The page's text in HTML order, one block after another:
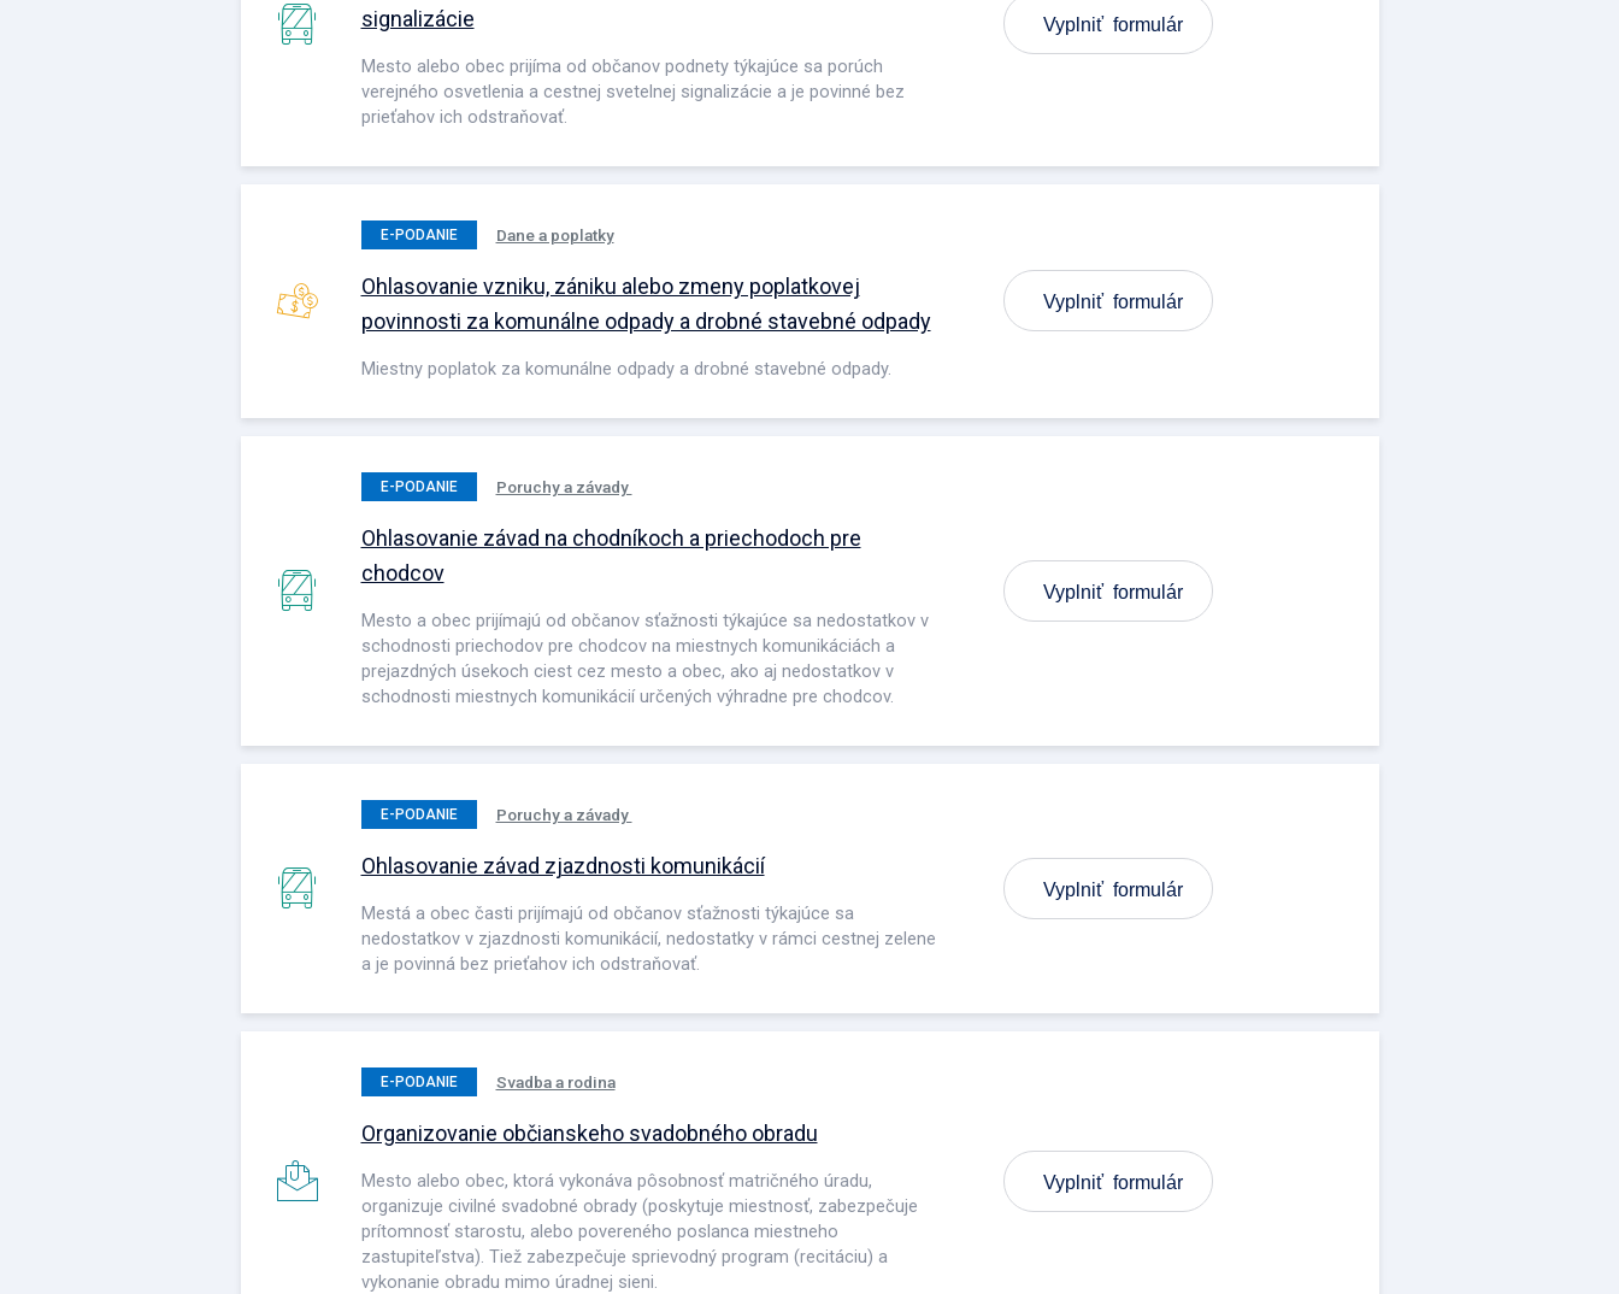
signalizácie
Mesto alebo obec prijíma od občanov podnety týkajúce sa porúch
verejného osvetlenia a cestnej svetelnej signalizácie a je povinné bez
prieťahov ich odstraňovať.
Vyplniť formulár
E-PODANIE Dane a poplatky
Ohlasovanie vzniku, zániku alebo zmeny poplatkovej
povinnosti za komunálne odpady a drobné stavebné odpady
Miestny poplatok za komunálne odpady a drobné stavebné odpady.
Vyplniť formulár
E-PODANIE Poruchy a závady
Ohlasovanie závad na chodníkoch a priechodoch pre
chodcov
Mesto a obec prijímajú od občanov sťažnosti týkajúce sa nedostatkov v
schodnosti priechodov pre chodcov na miestnych komunikáciách a
prejazdných úsekoch ciest cez mesto a obec, ako aj nedostatkov v
schodnosti miestnych komunikácií určených výhradne pre chodcov.
Vyplniť formulár
E-PODANIE Poruchy a závady
Ohlasovanie závad zjazdnosti komunikácií
Mestá a obec časti prijímajú od občanov sťažnosti týkajúce sa
nedostatkov v zjazdnosti komunikácií, nedostatky v rámci cestnej zelene
a je povinná bez prieťahov ich odstraňovať.
Vyplniť formulár
E-PODANIE Svadba a rodina
Organizovanie občianskeho svadobného obradu
Mesto alebo obec, ktorá vykonáva pôsobnosť matričného úradu,
organizuje civilné svadobné obrady (poskytuje miestnosť, zabezpečuje
prítomnosť starostu, alebo povereného poslanca miestneho
zastupiteľstva). Tiež zabezpečuje sprievodný program (recitáciu) a
vykonanie obradu mimo úradnej sieni.
Vyplniť formulár